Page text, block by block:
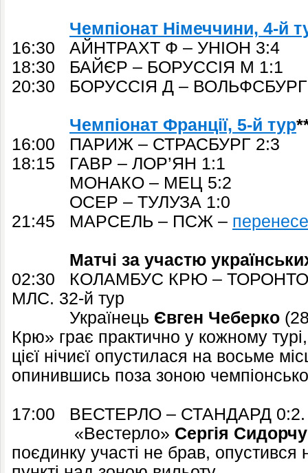
Чемпіонат Німеччини, 4-й
16:30 АЙНТРАХТ Ф – УНІОН 3:4
18:30 БАЙЄР – БОРУССІЯ М 1:1
20:30 БОРУССІЯ Д – ВОЛЬФСБУРГ
Чемпіонат Франції, 5-й тур
16:00 ПАРИЖ – СТРАСБУРГ 2:3
18:15 ГАВР – ЛОР’ЯН 1:1
МОНАКО – МЕЦ 5:2
ОСЕР – ТУЛУЗА 1:0
21:45 МАРСЕЛЬ – ПСЖ –
Матчі за участю українських
02:30 КОЛАМБУС КРЮ – ТОРОНТО
МЛС. 32-й тур
Українець Євген Чеберко
Крю» грає практично у кожному
цієї нічиєї опустилася на восьме
опинившись поза зоною
17:00 ВЕСТЕРЛО – СТАНДАРД 0:2.
«Вестерло» Сергія
поєдинку участі не брав,